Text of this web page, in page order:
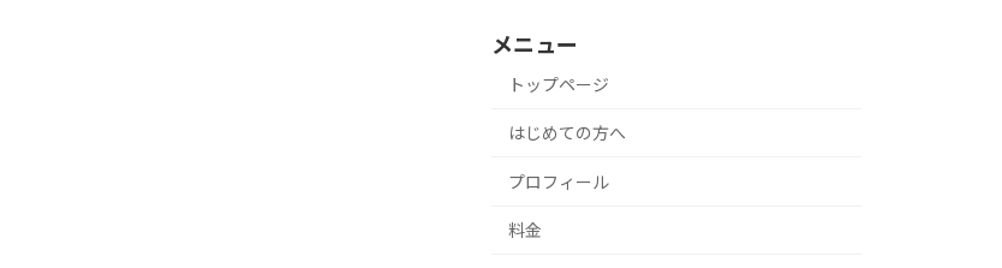
メニュー
トップページ
はじめての方へ
プロフィール
料金